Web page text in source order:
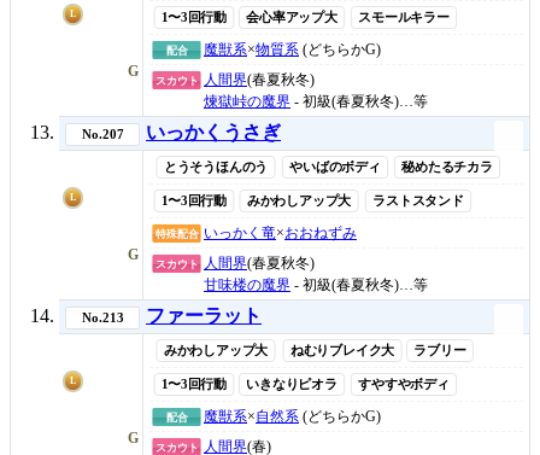
L
G
1〜3回行動 会心率アップ大 スモールキラー
配合 魔獣系×物質系 (どちらかG)
スカウト 人間界(春夏秋冬)
煉獄峠の魔界 - 初級(春夏秋冬)…等
No.207 いっかくうさぎ
L
G
とうそうほんのう やいばのボディ 秘めたるチカラ
1〜3回行動 みかわしアップ大 ラストスタンド
特殊配合 いっかく竜×おおねずみ
スカウト 人間界(春夏秋冬)
甘味楼の魔界 - 初級(春夏秋冬)…等
No.213 ファーラット
L
G
みかわしアップ大 ねむりブレイク大 ラブリー
1〜3回行動 いきなりピオラ すやすやボディ
配合 魔獣系×自然系 (どちらかG)
スカウト 人間界(春)